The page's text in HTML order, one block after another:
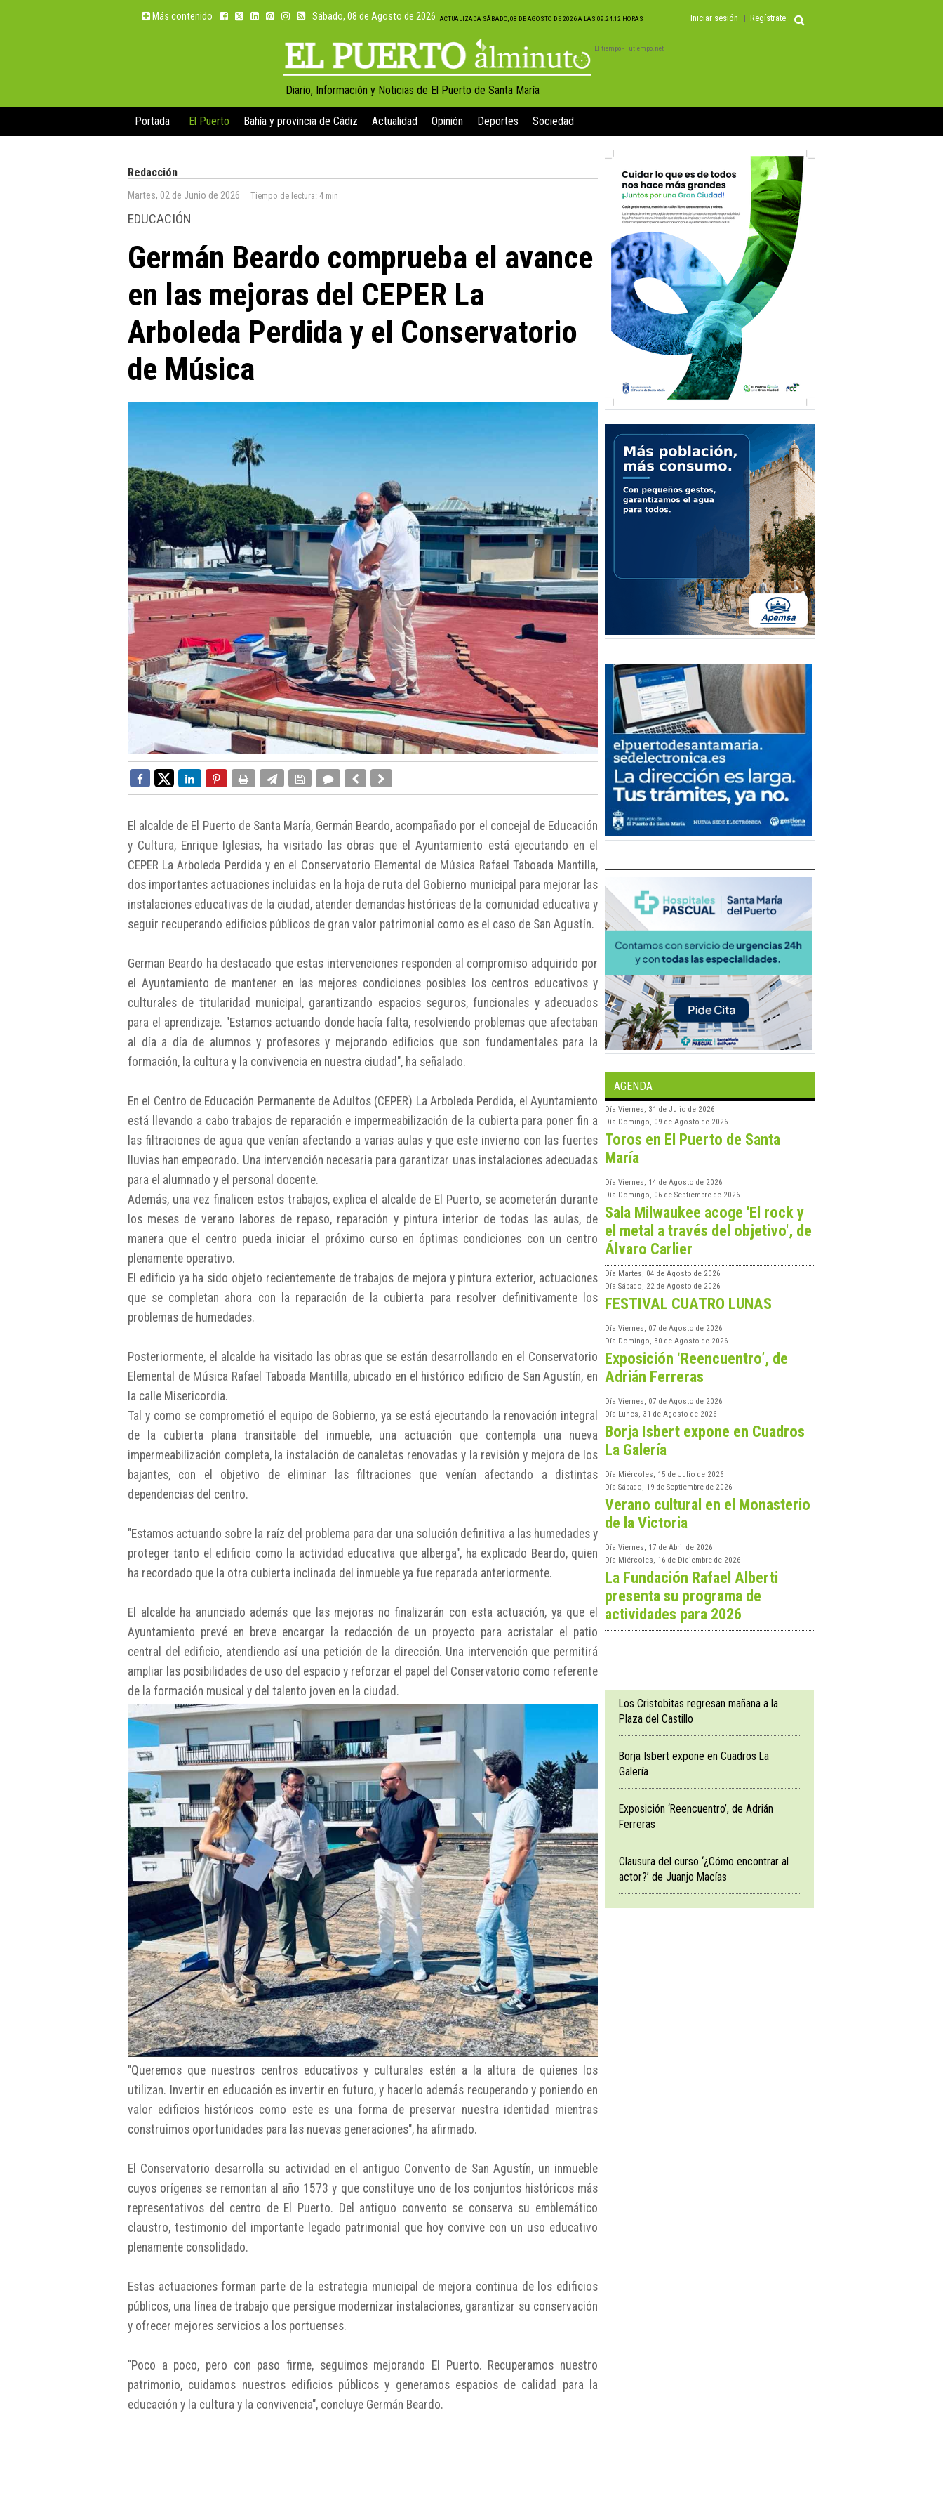
Más contenido Sábado, 08 de Agosto de 2026 ACTUALIZADA SÁBADO, 08 DE AGOSTO DE 2026 A LAS 09:24:12 HORAS Iniciar sesión Regístrate
Diario, Información y Noticias de El Puerto de Santa María
El tiempo - Tutiempo.net
Portada El Puerto Bahía y provincia de Cádiz Actualidad Opinión Deportes Sociedad
Redacción
Martes, 02 de Junio de 2026 Tiempo de lectura: 4 min
EDUCACIÓN
Germán Beardo comprueba el avance
en las mejoras del CEPER La
Arboleda Perdida y el Conservatorio
de Música
El alcalde de El Puerto de Santa María, Germán Beardo, acompañado por el concejal de Educación
y Cultura, Enrique Iglesias, ha visitado las obras que el Ayuntamiento está ejecutando en el
CEPER La Arboleda Perdida y en el Conservatorio Elemental de Música Rafael Taboada Mantilla,
dos importantes actuaciones incluidas en la hoja de ruta del Gobierno municipal para mejorar las
instalaciones educativas de la ciudad, atender demandas históricas de la comunidad educativa y
seguir recuperando edificios públicos de gran valor patrimonial como es el caso de San Agustín.
German Beardo ha destacado que estas intervenciones responden al compromiso adquirido por
el Ayuntamiento de mantener en las mejores condiciones posibles los centros educativos y
culturales de titularidad municipal, garantizando espacios seguros, funcionales y adecuados
para el aprendizaje. "Estamos actuando donde hacía falta, resolviendo problemas que afectaban
al día a día de alumnos y profesores y mejorando edificios que son fundamentales para la
formación, la cultura y la convivencia en nuestra ciudad", ha señalado.
En el Centro de Educación Permanente de Adultos (CEPER) La Arboleda Perdida, el Ayuntamiento
está llevando a cabo trabajos de reparación e impermeabilización de la cubierta para poner fin a
las filtraciones de agua que venían afectando a varias aulas y que este invierno con las fuertes
lluvias han empeorado. Una intervención necesaria para garantizar unas instalaciones adecuadas
para el alumnado y el personal docente.
Además, una vez finalicen estos trabajos, explica el alcalde de El Puerto, se acometerán durante
los meses de verano labores de repaso, reparación y pintura interior de todas las aulas, de
manera que el centro pueda iniciar el próximo curso en óptimas condiciones con un centro
plenamente operativo.
El edificio ya ha sido objeto recientemente de trabajos de mejora y pintura exterior, actuaciones
que se completan ahora con la reparación de la cubierta para resolver definitivamente los
problemas de humedades.
Posteriormente, el alcalde ha visitado las obras que se están desarrollando en el Conservatorio
Elemental de Música Rafael Taboada Mantilla, ubicado en el histórico edificio de San Agustín, en
la calle Misericordia.
Tal y como se comprometió el equipo de Gobierno, ya se está ejecutando la renovación integral
de la cubierta plana transitable del inmueble, una actuación que contempla una nueva
impermeabilización completa, la instalación de canaletas renovadas y la revisión y mejora de los
bajantes, con el objetivo de eliminar las filtraciones que venían afectando a distintas
dependencias del centro.
"Estamos actuando sobre la raíz del problema para dar una solución definitiva a las humedades y
proteger tanto el edificio como la actividad educativa que alberga", ha explicado Beardo, quien
ha recordado que la otra cubierta inclinada del inmueble ya fue reparada anteriormente.
El alcalde ha anunciado además que las mejoras no finalizarán con esta actuación, ya que el
Ayuntamiento prevé en breve encargar la redacción de un proyecto para acristalar el patio
central del edificio, atendiendo así una petición de la dirección. Una intervención que permitirá
ampliar las posibilidades de uso del espacio y reforzar el papel del Conservatorio como referente
de la formación musical y del talento joven en la ciudad.
"Queremos que nuestros centros educativos y culturales estén a la altura de quienes los
utilizan. Invertir en educación es invertir en futuro, y hacerlo además recuperando y poniendo en
valor edificios históricos como este es una forma de preservar nuestra identidad mientras
construimos oportunidades para las nuevas generaciones", ha afirmado.
El Conservatorio desarrolla su actividad en el antiguo Convento de San Agustín, un inmueble
cuyos orígenes se remontan al año 1573 y que constituye uno de los conjuntos históricos más
representativos del centro de El Puerto. Del antiguo convento se conserva su emblemático
claustro, testimonio del importante legado patrimonial que hoy convive con un uso educativo
plenamente consolidado.
Estas actuaciones forman parte de la estrategia municipal de mejora continua de los edificios
públicos, una línea de trabajo que persigue modernizar instalaciones, garantizar su conservación
y ofrecer mejores servicios a los portuenses.
"Poco a poco, pero con paso firme, seguimos mejorando El Puerto. Recuperamos nuestro
patrimonio, cuidamos nuestros edificios públicos y generamos espacios de calidad para la
educación y la cultura y la convivencia", concluye Germán Beardo.
AGENDA
Día Viernes, 31 de Julio de 2026
Día Domingo, 09 de Agosto de 2026
Toros en El Puerto de Santa
María
Día Viernes, 14 de Agosto de 2026
Día Domingo, 06 de Septiembre de 2026
Sala Milwaukee acoge 'El rock y
el metal a través del objetivo', de
Álvaro Carlier
Día Martes, 04 de Agosto de 2026
Día Sábado, 22 de Agosto de 2026
FESTIVAL CUATRO LUNAS
Día Viernes, 07 de Agosto de 2026
Día Domingo, 30 de Agosto de 2026
Exposición ‘Reencuentro’, de
Adrián Ferreras
Día Viernes, 07 de Agosto de 2026
Día Lunes, 31 de Agosto de 2026
Borja Isbert expone en Cuadros
La Galería
Día Miércoles, 15 de Julio de 2026
Día Sábado, 19 de Septiembre de 2026
Verano cultural en el Monasterio
de la Victoria
Día Viernes, 17 de Abril de 2026
Día Miércoles, 16 de Diciembre de 2026
La Fundación Rafael Alberti
presenta su programa de
actividades para 2026
Los Cristobitas regresan mañana a la
Plaza del Castillo
Borja Isbert expone en Cuadros La
Galería
Exposición ‘Reencuentro’, de Adrián
Ferreras
Clausura del curso ‘¿Cómo encontrar al
actor?’ de Juanjo Macías